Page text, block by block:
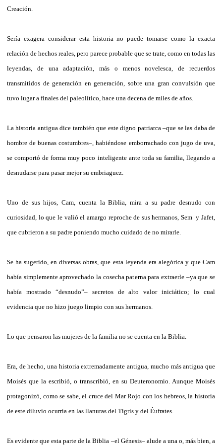
Creación.
Sería exagera considerar esta historia no puede tomarse como la exacta
relación de hechos reales, pero parece probable que se trate, como en todas las
leyendas, de una adaptación, más o menos novelesca, de recuerdos
transmitidos de generación en generación, sobre una gran convulsión que
tuvo lugar a finales del paleolítico, hace una decena de miles de años.
La historia antigua dice también que este digno patriarca –que se las daba de
hombre de buenas costumbres–, habiéndose emborrachado con jugo de uva,
se comportó de forma muy poco inteligente ante toda su familia, llegando a
desnudarse para pasar mejor su embriaguez.
Uno de sus hijos, Cam, cuenta la Biblia, mira a su padre desnudo con
curiosidad, lo que le valió el amargo reproche de sus hermanos, Sem y Jafet,
que cubrieron a su padre poniendo mucho cuidado de no mirarle.
Se ha sugerido, en diversas obras, que esta leyenda era alegórica y que Cam
había simplemente aprovechado la cosecha paterna para extraerle –ya que se
había mostrado “desnudo”– secretos de alto valor iniciático; lo cual
evidencia que no hizo juego limpio con sus hermanos.
Lo que pensaron las mujeres de la familia no se cuenta en la Biblia.
Era, de hecho, una historia extremadamente antigua, mucho más antigua que
Moisés que la escribió, o transcribió, en su Deuteronomio. Aunque Moisés
protagonizó, como se sabe, el cruce del Mar Rojo con los hebreos, la historia
de este diluvio ocurría en las llanuras del Tigris y del Éufrates.
Es evidente que esta parte de la Biblia –el Génesis– alude a una o, más bien, a